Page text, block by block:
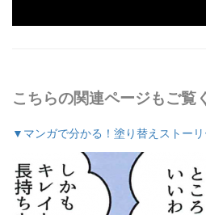
こちらの関連ページもご覧
▼マンガで分かる！塗り替えストー